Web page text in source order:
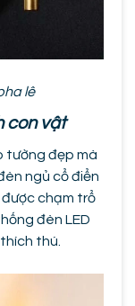
lê
con vật
tường đẹp mà
ngủ cổ điển
chạm trổ
đèn LED
thú.